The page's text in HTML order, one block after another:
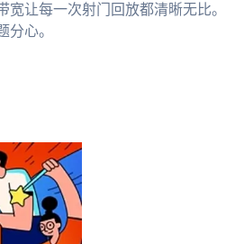
让每一次射门回放都清晰无比。
心。